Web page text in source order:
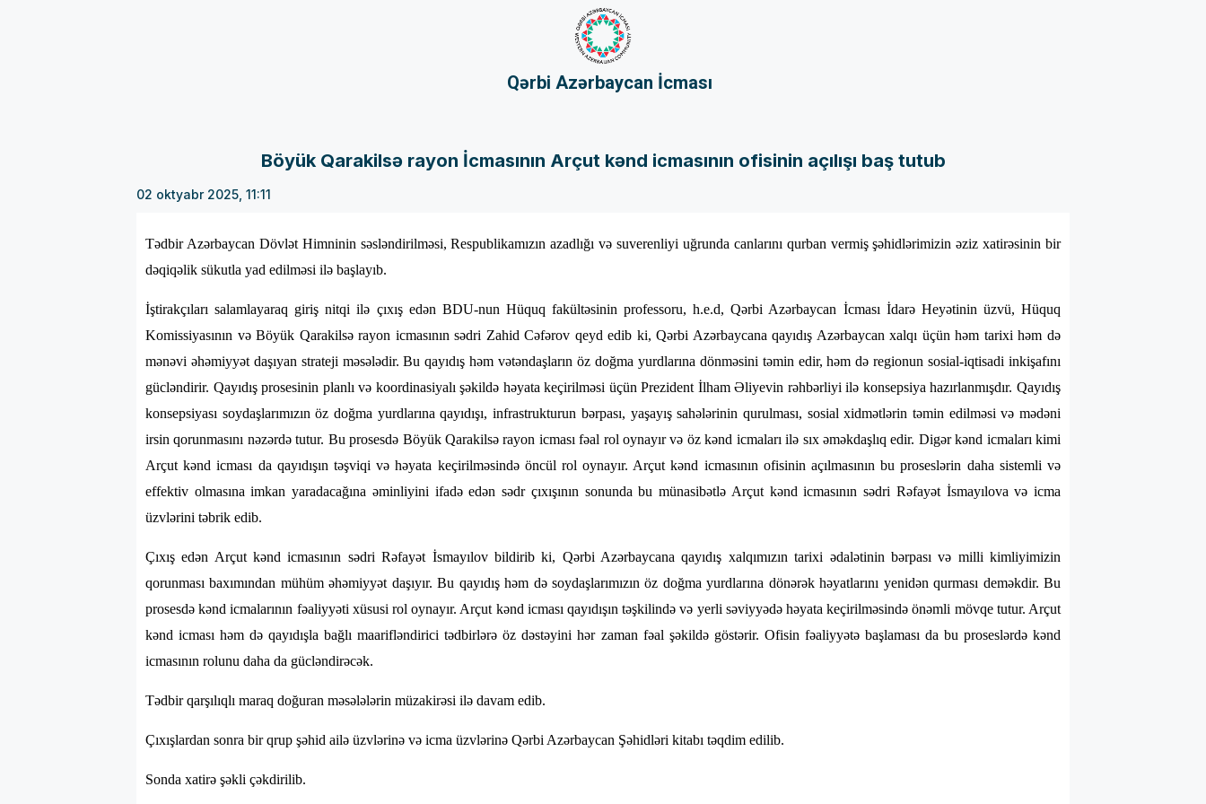
Qərbi Azərbaycan İcması
Böyük Qarakilsə rayon İcmasının Arçut kənd icmasının ofisinin açılışı baş tutub
02 oktyabr 2025, 11:11
Tədbir Azərbaycan Dövlət Himninin səsləndirilməsi, Respublikamızın azadlığı və suverenliyi uğrunda canlarını qurban vermiş şəhidlərimizin əziz xatirəsinin bir
dəqiqəlik sükutla yad edilməsi ilə başlayıb.
İştirakçıları salamlayaraq giriş nitqi ilə çıxış edən BDU-nun Hüquq fakültəsinin professoru, h.e.d, Qərbi Azərbaycan İcması İdarə Heyətinin üzvü, Hüquq
Komissiyasının və Böyük Qarakilsə rayon icmasının sədri Zahid Cəfərov qeyd edib ki, Qərbi Azərbaycana qayıdış Azərbaycan xalqı üçün həm tarixi həm də
mənəvi əhəmiyyət daşıyan strateji məsələdir. Bu qayıdış həm vətəndaşların öz doğma yurdlarına dönməsini təmin edir, həm də regionun sosial-iqtisadi inkişafını
gücləndirir. Qayıdış prosesinin planlı və koordinasiyalı şəkildə həyata keçirilməsi üçün Prezident İlham Əliyevin rəhbərliyi ilə konsepsiya hazırlanmışdır. Qayıdış
konsepsiyası soydaşlarımızın öz doğma yurdlarına qayıdışı, infrastrukturun bərpası, yaşayış sahələrinin qurulması, sosial xidmətlərin təmin edilməsi və mədəni
irsin qorunmasını nəzərdə tutur. Bu prosesdə Böyük Qarakilsə rayon icması fəal rol oynayır və öz kənd icmaları ilə sıx əməkdaşlıq edir. Digər kənd icmaları kimi
Arçut kənd icması da qayıdışın təşviqi və həyata keçirilməsində öncül rol oynayır. Arçut kənd icmasının ofisinin açılmasının bu proseslərin daha sistemli və
effektiv olmasına imkan yaradacağına əminliyini ifadə edən sədr çıxışının sonunda bu münasibətlə Arçut kənd icmasının sədri Rəfayət İsmayılova və icma
üzvlərini təbrik edib.
Çıxış edən Arçut kənd icmasının sədri Rəfayət İsmayılov bildirib ki, Qərbi Azərbaycana qayıdış xalqımızın tarixi ədalətinin bərpası və milli kimliyimizin
qorunması baxımından mühüm əhəmiyyət daşıyır. Bu qayıdış həm də soydaşlarımızın öz doğma yurdlarına dönərək həyatlarını yenidən qurması deməkdir. Bu
prosesdə kənd icmalarının fəaliyyəti xüsusi rol oynayır. Arçut kənd icması qayıdışın təşkilində və yerli səviyyədə həyata keçirilməsində önəmli mövqe tutur. Arçut
kənd icması həm də qayıdışla bağlı maarifləndirici tədbirlərə öz dəstəyini hər zaman fəal şəkildə göstərir. Ofisin fəaliyyətə başlaması da bu proseslərdə kənd
icmasının rolunu daha da gücləndirəcək.
Tədbir qarşılıqlı maraq doğuran məsələlərin müzakirəsi ilə davam edib.
Çıxışlardan sonra bir qrup şəhid ailə üzvlərinə və icma üzvlərinə Qərbi Azərbaycan Şəhidləri kitabı təqdim edilib.
Sonda xatirə şəkli çəkdirilib.